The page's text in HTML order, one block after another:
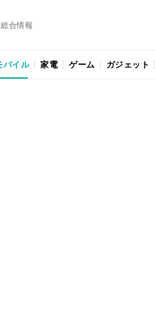
合情報
バイル 家電 ゲーム ガジェット